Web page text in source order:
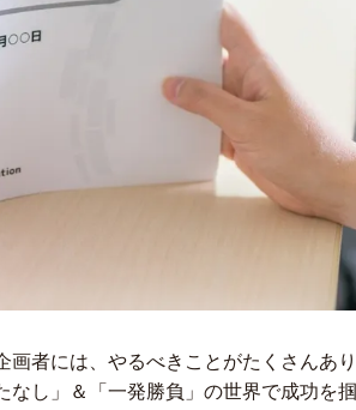
者には、やるべきことがたくさんあり
なし」＆「一発勝負」の世界で成功を掴